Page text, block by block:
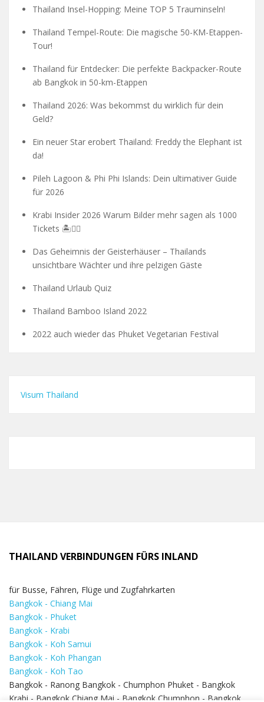
Thailand Insel-Hopping: Meine TOP 5 Trauminseln!
Thailand Tempel-Route: Die magische 50-KM-Etappen-
Tour!
Thailand für Entdecker: Die perfekte Backpacker-Route
ab Bangkok in 50-km-Etappen
Thailand 2026: Was bekommst du wirklich für dein
Geld?
Ein neuer Star erobert Thailand: Freddy the Elephant ist
da!
Pileh Lagoon & Phi Phi Islands: Dein ultimativer Guide
für 2026
Krabi Insider 2026 Warum Bilder mehr sagen als 1000
Tickets 🏝️🧗‍♂️
Das Geheimnis der Geisterhäuser – Thailands
unsichtbare Wächter und ihre pelzigen Gäste
Thailand Urlaub Quiz
Thailand Bamboo Island 2022
2022 auch wieder das Phuket Vegetarian Festival
Visum Thailand
THAILAND VERBINDUNGEN FÜRS INLAND
für Busse, Fähren, Flüge und Zugfahrkarten
Bangkok - Chiang Mai
Bangkok - Phuket
Bangkok - Krabi
Bangkok - Koh Samui
Bangkok - Koh Phangan
Bangkok - Koh Tao
Bangkok - Ranong Bangkok - Chumphon Phuket - Bangkok
Krabi - Bangkok Chiang Mai - Bangkok Chumphon - Bangkok